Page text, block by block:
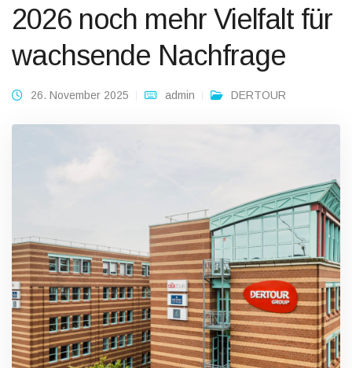
2026 noch mehr Vielfalt für
wachsende Nachfrage
26. November 2025 admin DERTOUR